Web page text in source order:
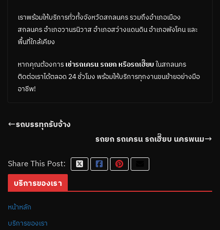
เราพร้อมให้บริการทั่วทั้งจังหวัดสกลนคร รวมถึงอำเภอเมือง
สกลนคร อำเภอวานรนิวาส อำเภอสว่างแดนดิน อำเภอพังโคน และ
พื้นที่ใกล้เคียง
หากคุณต้องการ เช่ารถเครน รถยก หรือรถเฮี๊ยบ ในสกลนคร
ติดต่อเราได้ตลอด 24 ชั่วโมง พร้อมให้บริการทุกงานขนย้ายอย่างมือ
อาชีพ!
รถบรรทุกรับจ้าง
รถยก รถเครน รถเฮี๊ยบ นครพนม
Share This Post:
บริการของเรา
หน้าหลัก
บริการของเรา